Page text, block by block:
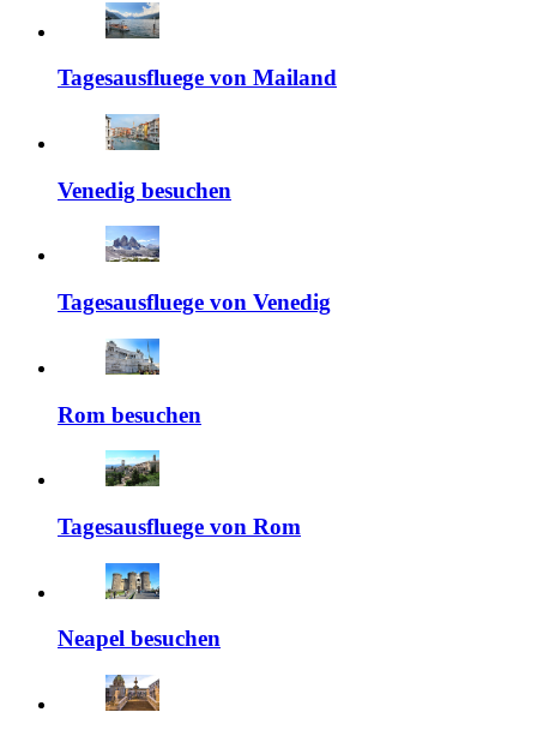
Tagesausfluege von Mailand
Venedig besuchen
Tagesausfluege von Venedig
Rom besuchen
Tagesausfluege von Rom
Neapel besuchen